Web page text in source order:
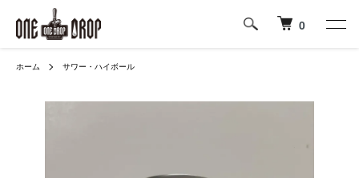
0
ホーム サワー・ハイボール